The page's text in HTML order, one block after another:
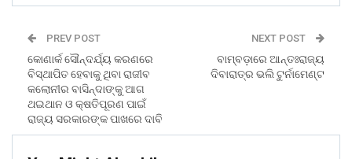
PREV POST
କୋଣାର୍କ ସୌନ୍ଦର୍ଯ୍ୟ କରଣରେ
ବିସ୍ଥାପିତ ହେବାକୁ ଥିବା ରାଜୀବ
କଲୋନୀର ବାସିନ୍ଦାଙ୍କୁ ଆଗ
ଥଇଥାନ ଓ କ୍ଷତିପୂରଣ ପାଇଁ
ରାଜ୍ୟ ସରକାରଙ୍କ ପାଖରେ ଦାବି
NEXT POST
ବାମ୍ବଡ଼ାରେ ଆନ୍ତଃରାଜ୍ୟ
ଦିବାରାତ୍ର ଭଲି ଟୁର୍ନାମେଣ୍ଟ